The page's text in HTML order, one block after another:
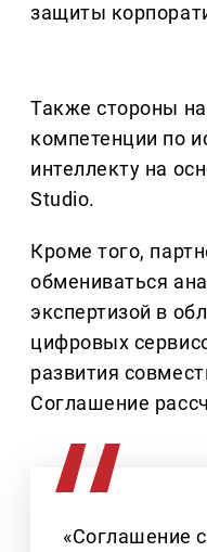
защиты
Также стороны
компетенции по
интеллекту на
Studio.
Кроме того,
обмениваться
экспертизой в
цифровых
развития
Соглашение
«Соглашение